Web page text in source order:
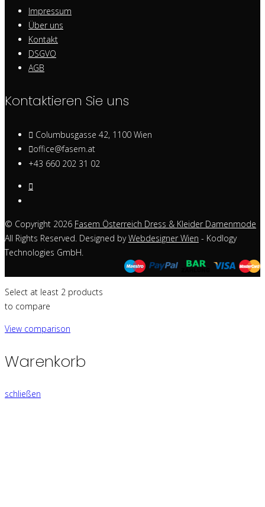
Impressum
Über uns
Kontakt
DSGVO
AGB
Kontaktieren Sie uns
Columbusgasse 42, 1100 Wien
office@fasem.at
+43 660 202 31 02
© Copyright 2026 Fasem Österreich Dress & Kleider Damenmode
All Rights Reserved. Designed byWebdesigner Wien - Kodlogy
Technologies GmbH.
Select at least 2 products
to compare
View comparison
Warenkorb
schließen